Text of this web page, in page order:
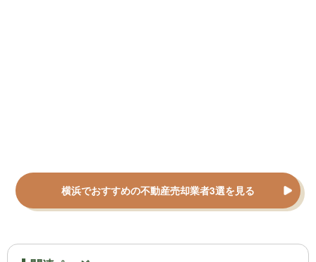
横浜でおすすめの不動産売却業者3選を見る